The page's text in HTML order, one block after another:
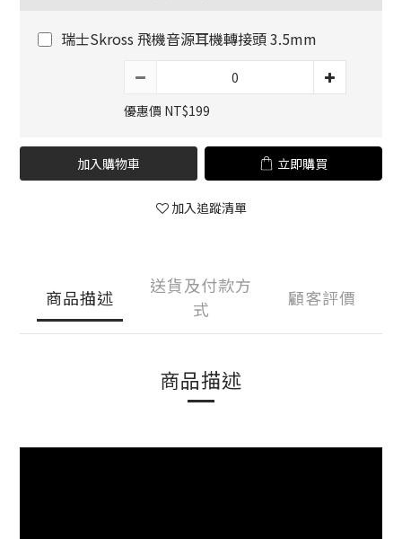
瑞士Skross 飛機音源耳機轉接頭 3.5mm
優惠價 NT$199
加入購物車 立即購買
加入追蹤清單
商品描述
送貨及付款方
式
顧客評價
商品描述